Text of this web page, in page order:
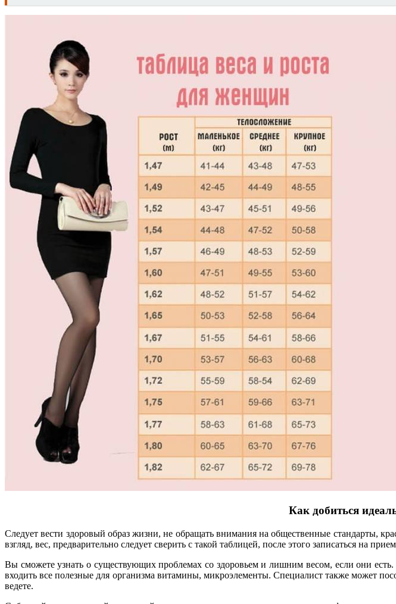
Как добиться
Следует вести здоровый образ жизни, не обращать внимания на общественные стандарты,
взгляд, вес, предварительно следует сверить с такой таблицей, после этого записаться на
Вы сможете узнать о существующих проблемах со здоровьем и лишним весом, если они
входить все полезные для организма витамины, микроэлементы. Специалист также может
ведете.